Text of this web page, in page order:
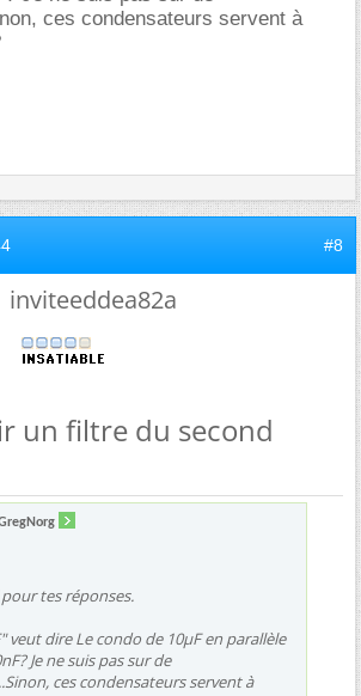
ces condensateurs servent à
#8
inviteeddea82a
un filtre du second
tes réponses.
veut dire Le condo de 10µF en parallèle
Je ne suis pas sur de
ces condensateurs servent à